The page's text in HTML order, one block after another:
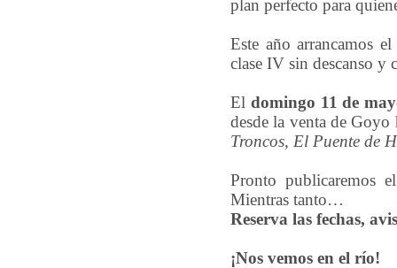
plan perfecto para
Este año arrancamos el
clase IV sin descanso y
El domingo 11 de
desde la venta de
Troncos, El Puente de
Pronto publicaremos
Mientras tanto…
Reserva las fechas,
¡Nos vemos en el río!